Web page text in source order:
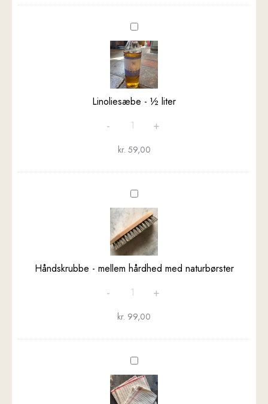
Linoliesæbe
-
½
liter
Linoliesæbe - ½ liter
- +
kr. 59,00
Håndskrubbe
-
mellem
hårdhed
med
naturbørster
Håndskrubbe - mellem hårdhed med naturbørster
- +
kr. 99,00
Gulvklud